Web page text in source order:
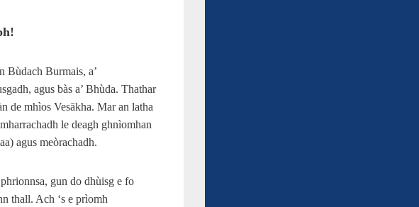
Bùdach Burmais, a’
agus bàs a’ Bhùda. Thathar
de mhìos Vesākha. Mar an latha
le deagh ghnìomhan
agus meòrachadh.
gun do dhùisg e fo
thall. Ach ‘s e prìomh